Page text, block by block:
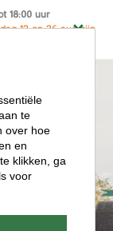
18:00 uur
12 en 26 aug zijn
te
over hoe
en
klikken, ga
voor